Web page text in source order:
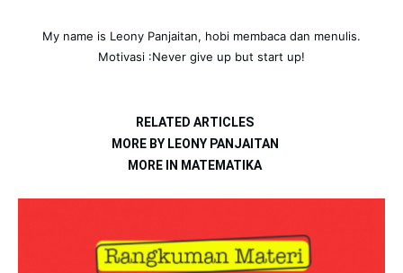
My name is Leony Panjaitan, hobi membaca dan menulis.
Motivasi :Never give up but start up!
RELATED ARTICLES
MORE BY LEONY PANJAITAN
MORE IN MATEMATIKA